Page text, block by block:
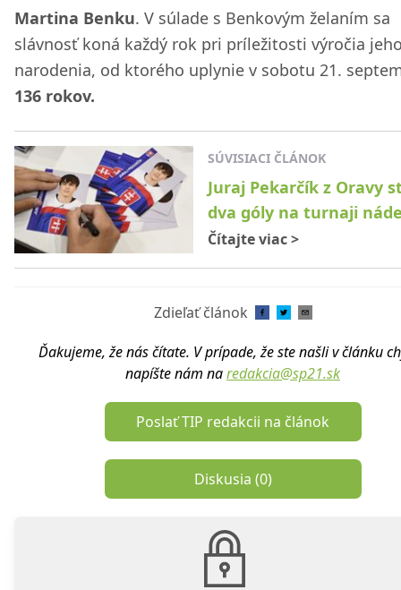
Martina Benku. V súlade s Benkovým želaním sa
slávnosť koná každý rok pri príležitosti výročia
narodenia, od ktorého uplynie v sobotu 21.
136 rokov.
SÚVISIACI ČLÁNOK
Juraj Pekarčík z Oravy
dva góly na turnaji
Čítajte viac>
Zdieľať článok
Ďakujeme, že nás čítate. V prípade, že ste našli v článku
napíšte nám naredakcia@sp21.sk
Poslať TIP redakcii na článok
Diskusia (0)